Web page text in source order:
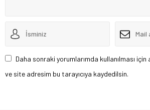
Daha sonraki yorumlarımda kullanılması
ve site adresim bu tarayıcıya kaydedilsin.